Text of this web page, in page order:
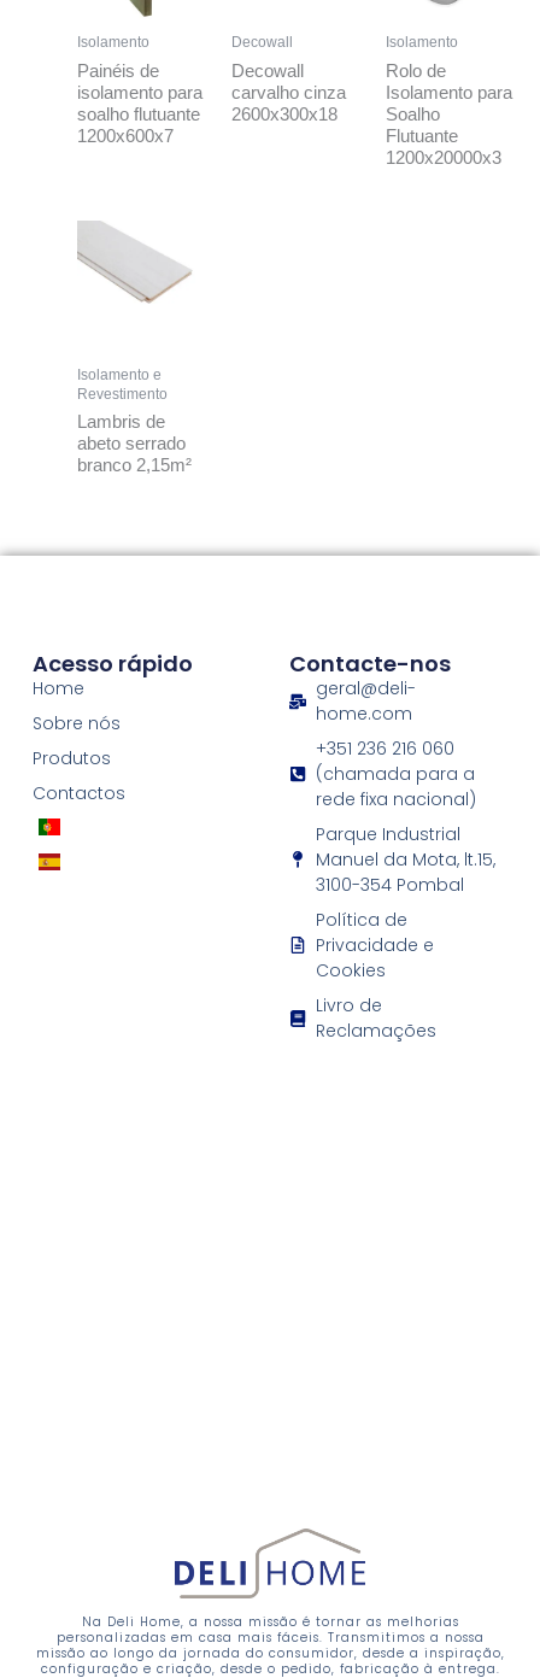
Isolamento
Painéis de
isolamento para
soalho flutuante
1200x600x7
Decowall
Decowall
carvalho cinza
2600x300x18
Isolamento
Rolo de
Isolamento para
Soalho
Flutuante
1200x20000x3
Isolamento e
Revestimento
Lambris de
abeto serrado
branco 2,15m²
Na Deli Home, a nossa missão é tornar as melhorias
personalizadas em casa mais fáceis. Transmitimos a nossa
missão ao longo da jornada do consumidor, desde a inspiração,
configuração e criação, desde o pedido, fabricação à entrega.
Acesso rápido
Home
Sobre nós
Produtos
Contactos
Contacte-nos
geral@deli-
home.com
+351 236 216 060
(chamada para a
rede fixa nacional)
Parque Industrial
Manuel da Mota, lt.15,
3100-354 Pombal
Política de
Privacidade e
Cookies
Livro de
Reclamações